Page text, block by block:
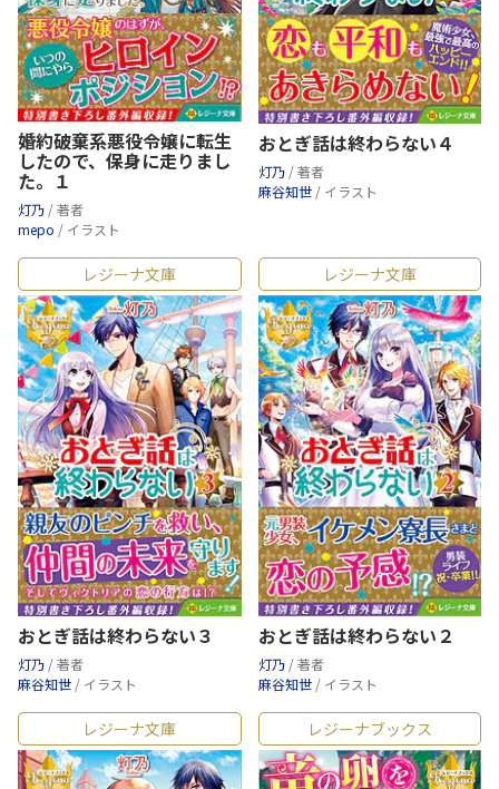
婚約破棄系悪役令嬢に転生
したので、保身に走りまし
た。１
灯乃 / 著者
mepo / イラスト
おとぎ話は終わらない４
灯乃 / 著者
麻谷知世 / イラスト
レジーナ文庫
おとぎ話は終わらない３
灯乃 / 著者
麻谷知世 / イラスト
レジーナ文庫
おとぎ話は終わらない２
灯乃 / 著者
麻谷知世 / イラスト
レジーナ文庫 レジーナブックス